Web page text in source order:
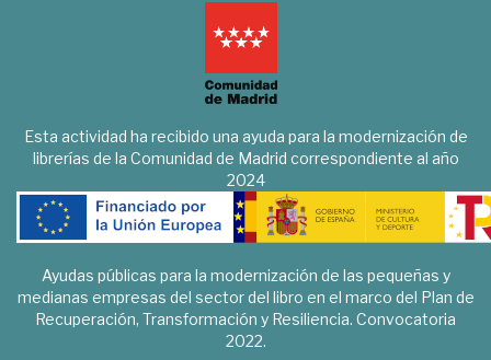
Esta actividad ha recibido una ayuda para la modernización de
librerías de la Comunidad de Madrid correspondiente al año
2024
Ayudas públicas para la modernización de las pequeñas y
medianas empresas del sector del libro en el marco del Plan de
Recuperación, Transformación y Resiliencia. Convocatoria
2022.